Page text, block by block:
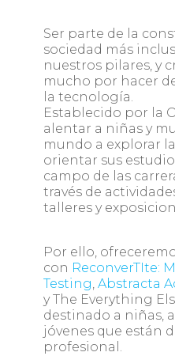
Ser parte de la
sociedad más
nuestros pilares, y
mucho por hacer
la tecnología.
Establecido por la
alentar a niñas y
mundo a explorar
orientar sus
campo de las
través de
talleres y
Por ello,
con ReconverTIte:
Testing, Abstracta
y The Everything
destinado a niñas,
jóvenes que están
profesional.